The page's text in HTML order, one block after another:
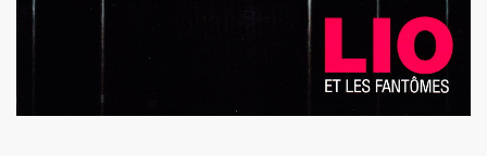
dans "LES INROCKUTPIBLES" (28 octobre
dans "FEMME ACTUELLE" (2 novembre 2009).
2009).